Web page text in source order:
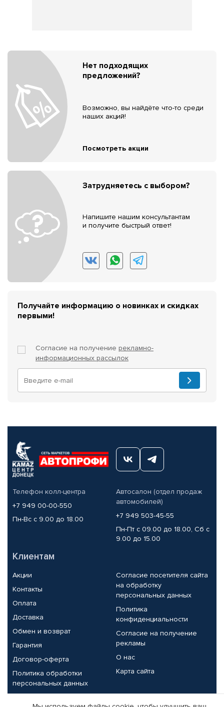
Нет подходящих
предложений?
Возможно, вы найдёте что-то среди
наших акций!
Посмотреть акции
Затрудняетесь с выбором?
Напишите нашим консультантам
и получите быстрый ответ!
Получайте информацию о новинках и скидках
первыми!
Согласие на получение рекламно-
информационных рассылок
Телефон колл-центра
+7 949 00-00-550
Пн-Вс с 9.00 до 18.00
Автосалон (отдел продаж
автомобилей)
+7 949 503-45-55
Пн-Пт с 09.00 до 18.00, Сб с
9.00 до 15.00
Клиентам
Акции
Контакты
Оплата
Доставка
Обмен и возврат
Гарантия
Договор-оферта
Политика обработки
персональных данных
Согласие посетителя сайта
на обработку
персональных данных
Политика
конфиденциальности
Согласие на получение
рекламы
О нас
Карта сайта